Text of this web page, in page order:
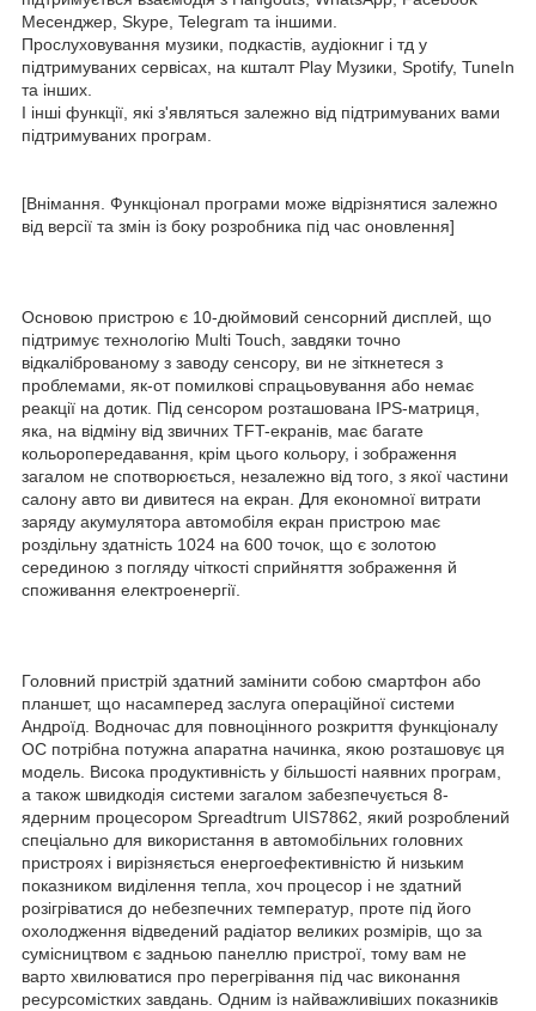
Месенджер, Skype, Telegram та іншими.
Прослуховування музики, подкастів, аудіокниг і тд у
підтримуваних сервісах, на кшталт Play Музики, Spotify, TuneIn
та інших.
І інші функції, які з'являться залежно від підтримуваних вами
підтримуваних програм.
[Внімання. Функціонал програми може відрізнятися залежно
від версії та змін із боку розробника під час оновлення]
Основою пристрою є 10-дюймовий сенсорний дисплей, що
підтримує технологію Multi Touch, завдяки точно
відкаліброваному з заводу сенсору, ви не зіткнетеся з
проблемами, як-от помилкові спрацьовування або немає
реакції на дотик. Під сенсором розташована IPS-матриця,
яка, на відміну від звичних TFT-екранів, має багате
кольоропередавання, крім цього кольору, і зображення
загалом не спотворюється, незалежно від того, з якої частини
салону авто ви дивитеся на екран. Для економної витрати
заряду акумулятора автомобіля екран пристрою має
роздільну здатність 1024 на 600 точок, що є золотою
серединою з погляду чіткості сприйняття зображення й
споживання електроенергії.
Головний пристрій здатний замінити собою смартфон або
планшет, що насамперед заслуга операційної системи
Андроїд. Водночас для повноцінного розкриття функціоналу
ОС потрібна потужна апаратна начинка, якою розташовує ця
модель. Висока продуктивність у більшості наявних програм,
а також швидкодія системи загалом забезпечується 8-
ядерним процесором Spreadtrum UIS7862, який розроблений
спеціально для використання в автомобільних головних
пристроях і вирізняється енергоефективністю й низьким
показником виділення тепла, хоч процесор і не здатний
розігріватися до небезпечних температур, проте під його
охолодження відведений радіатор великих розмірів, що за
сумісництвом є задньою панеллю пристрої, тому вам не
варто хвилюватися про перегрівання під час виконання
ресурсомістких завдань. Одним із найважливіших показників